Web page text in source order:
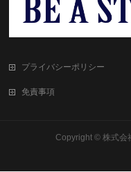
プライバシーポリシー
免責事項
Copyright © 株式会